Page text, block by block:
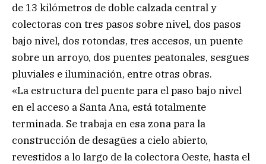
de 13 kilómetros de doble calzada central y
colectoras con tres pasos sobre nivel, dos pasos
bajo nivel, dos rotondas, tres accesos, un puente
sobre un arroyo, dos puentes peatonales, sesgues
pluviales e iluminación, entre otras obras.
«La estructura del puente para el paso bajo nivel
en el acceso a Santa Ana, está totalmente
terminada. Se trabaja en esa zona para la
construcción de desagües a cielo abierto,
revestidos a lo largo de la colectora Oeste, hasta el